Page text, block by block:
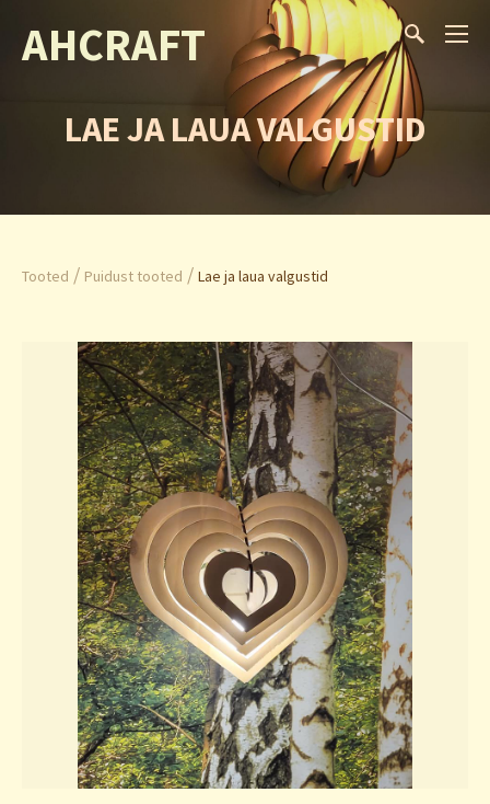
AHCRAFT
LAE JA LAUA VALGUSTID
Tooted / Puidust tooted / Lae ja laua valgustid